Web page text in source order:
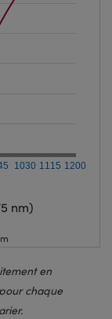
1030 1115 1200
nm)
en
chaque